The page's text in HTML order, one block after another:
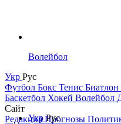
Волейбол
Укр Рус
Футбол Бокс Тенис Биатлон
Баскетбол Хокей Волейбол
Сайт
РедакцияПрогнозы
УкрРус